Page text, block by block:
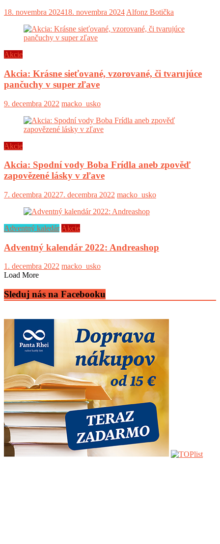
18. novembra 202418. novembra 2024 Alfonz Botička
Akcie
Akcia: Krásne sieťované, vzorované, či tvarujúce
pančuchy v super zľave
9. decembra 2022 macko_usko
Akcie
Akcia: Spodní vody Boba Frídla aneb zpověď
zapovězené lásky v zľave
7. decembra 20227. decembra 2022 macko_usko
Adventný kaledár Akcie
Adventný kalendár 2022: Andreashop
1. decembra 2022 macko_usko
Load More
Sleduj nás na Facebooku